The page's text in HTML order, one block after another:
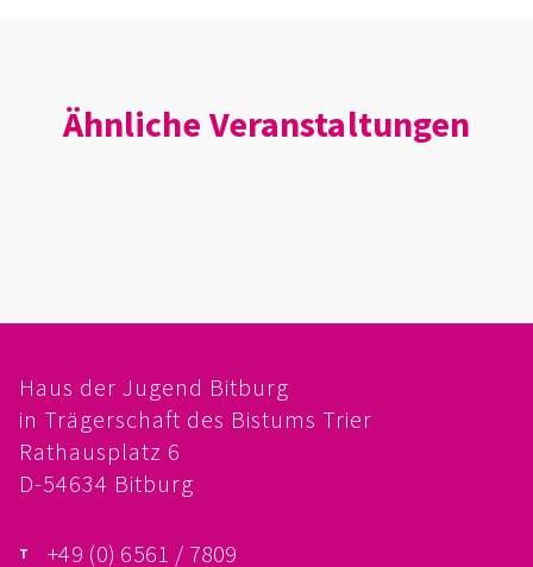
KONZEPTION
Ähnliche Veranstaltungen
Haus der Jugend Bitburg
in Trägerschaft des Bistums Trier
Rathausplatz 6
D-54634 Bitburg
+49 (0) 6561 / 7809